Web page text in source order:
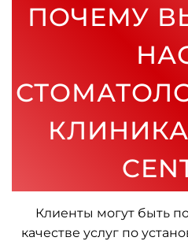
ПОЧЕМУ
КЛИНИКА
Клиенты могут быть
качестве услуг по